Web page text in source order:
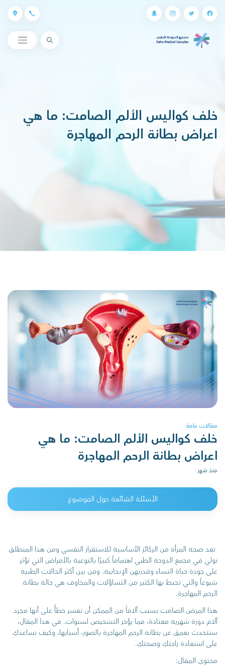
البحث
خلف كواليس الألم الصامت: ما هي
اعراض بطانة الرحم المهاجرة
مقالات عامة
خلف كواليس الألم الصامت: ما هي
اعراض بطانة الرحم المهاجرة
منذ شهر
الأسئلة الشائعة حول الموضوع
تعد صحة المرأة من الركائز الأساسية للاستقرار النفسي ومن هذا المنطلق
نولي في مجمع الدوحة الطبي اهتماماً كبيرًا بالتوعية بالأمراض التي تؤثر
على جودة حياة النساء وقدرتهن الإنجابية. ومن بين أكثر الحالات الطبية
شيوعاً والتي تحيط بها الكثير من التساؤلات والمخاوف هي حالة بطانة
الرحم المهاجرة.
هذا المرض الصامت يسبب آلاماً من الممكن أن تفسر خطأً على أنها مجرد
آلام دورة شهرية معتادة، مما يؤخر التشخيص لسنوات. في هذا المقال،
سنتحدث بعمق عن بطانة الرحم المهاجرة بالصور، أسبابها، وكيف نساعدكِ
على استعادة راحتكِ وصحتكِ.
محتوى المقال: